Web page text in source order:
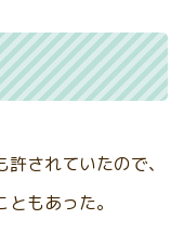
されていたので、
もあった。